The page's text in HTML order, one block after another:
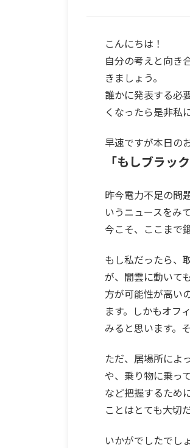
こんにちは！
自分の考えと向き
きましょう。
誰かに発表する必
くなったら是非私
早速ですが本日の
「もしブラッ
昨今電力不足の問
いうニュースをみ
今こそ、ここまで
もし私だったら、
が、闇雲に動いて
方が可能性が高い
ます。しかもオフ
みると思います。
ただ、居場所によ
や、乗り物に乗っ
など把握するため
ことはとても大切
いかがでしたでし